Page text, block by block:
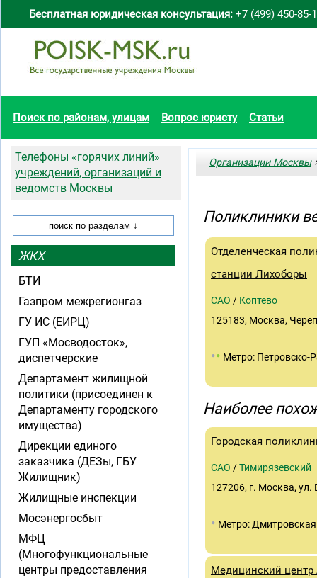
Бесплатная юридическая консультация: +7 (499) 450-85-
Поиск по районам, улицам Вопрос юристу Статьи
Организации Москвы
Поликлиники
Отделенческая
станции Лихоборы
САО / Коптево
125183, Москва,
•• Метро: Петровско-
Наиболее
Городская
САО /Тимирязевский
127206, г. Москва, ул.
• Метро: Дмитровская
Медицинский центр
Телефоны «горячих линий»
учреждений, организаций и
ведомств Москвы
ЖКХ
БТИ
Газпром межрегионгаз
ГУ ИС (ЕИРЦ)
ГУП «Мосводосток»,
диспетчерские
Департамент жилищной
политики (присоединен к
Департаменту городского
имущества)
Дирекции единого
заказчика (ДЕЗы, ГБУ
Жилищник)
Жилищные инспекции
Мосэнергосбыт
МФЦ
(Многофункциональные
центры предоставления